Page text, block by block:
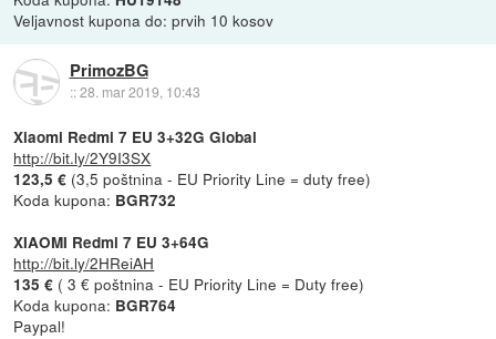
Veljavnost kupona do: prvih 10 kosov
PrimozBG
::28. mar 2019, 10:43
Xiaomi Redmi 7 EU 3+32G Global
http://bit.ly/2Y9I3SX
123,5 € (3,5 poštnina - EU Priority Line = duty free)
Koda kupona: BGR732
XIAOMI Redmi 7 EU 3+64G
http://bit.ly/2HReiAH
135 € ( 3 € poštnina - EU Priority Line = Duty free)
Koda kupona: BGR764
Paypal!